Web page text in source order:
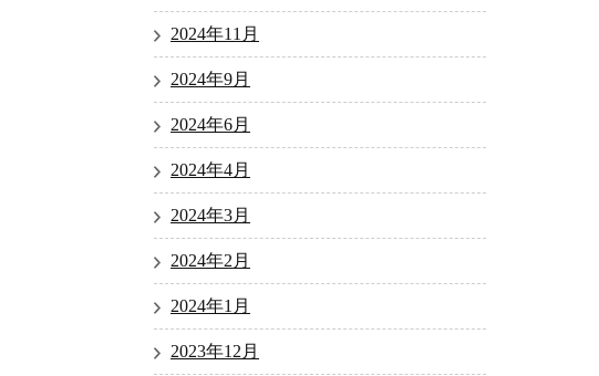
2024年11月
2024年9月
2024年6月
2024年4月
2024年3月
2024年2月
2024年1月
2023年12月